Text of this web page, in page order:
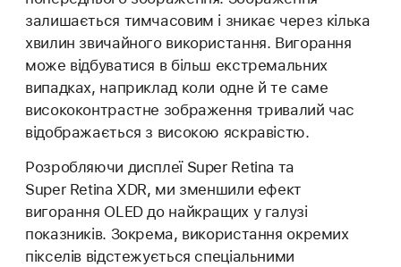
залишається тимчасовим і зникає через кілька
хвилин звичайного використання. Вигорання
може відбуватися в більш екстремальних
випадках, наприклад коли одне й те саме
висококонтрастне зображення тривалий час
відображається з високою яскравістю.
Розробляючи дисплеї Super Retina та
Super Retina XDR, ми зменшили ефект
вигорання OLED до найкращих у галузі
показників. Зокрема, використання окремих
пікселів відстежується спеціальними